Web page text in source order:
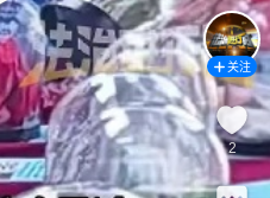
关注
2